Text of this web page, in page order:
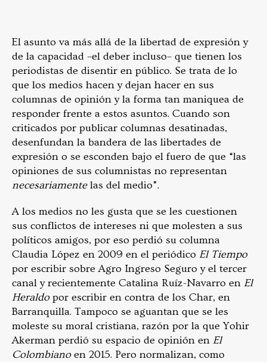
El asunto va más allá de la libertad de expresión y
de la capacidad –el deber incluso– que tienen los
periodistas de disentir en público. Se trata de lo
que los medios hacen y dejan hacer en sus
columnas de opinión y la forma tan maniquea de
responder frente a estos asuntos. Cuando son
criticados por publicar columnas desatinadas,
desenfundan la bandera de las libertades de
expresión o se esconden bajo el fuero de que “las
opiniones de sus columnistas no representan
necesariamentelas del medio”.
A los medios no les gusta que se les cuestionen
sus conflictos de intereses ni que molesten a sus
políticos amigos, por eso perdió su columna
Claudia López en 2009 en el periódico El Tiempo
por escribir sobre Agro Ingreso Seguro y el tercer
canal y recientemente Catalina Ruíz-Navarro en El
Heraldopor escribir en contra de los Char, en
Barranquilla. Tampoco se aguantan que se les
moleste su moral cristiana, razón por la que Yohir
Akerman perdió su espacio de opinión en El
Colombianoen 2015. Pero normalizan, como